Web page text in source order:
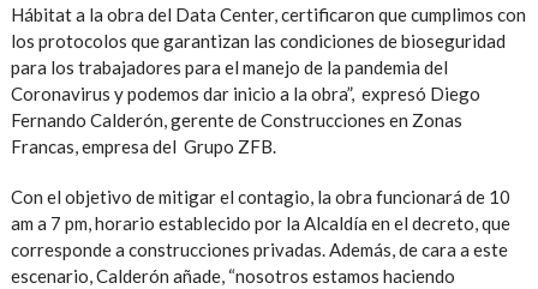
Hábitat a la obra del Data Center, certificaron que cumplimos con
los protocolos que garantizan las condiciones de bioseguridad
para los trabajadores para el manejo de la pandemia del
Coronavirus y podemos dar inicio a la obra”, expresó Diego
Fernando Calderón, gerente de Construcciones en Zonas
Francas, empresa del Grupo ZFB.
Con el objetivo de mitigar el contagio, la obra funcionará de 10
am a 7 pm, horario establecido por la Alcaldía en el decreto, que
corresponde a construcciones privadas. Además, de cara a este
escenario, Calderón añade, “nosotros estamos haciendo